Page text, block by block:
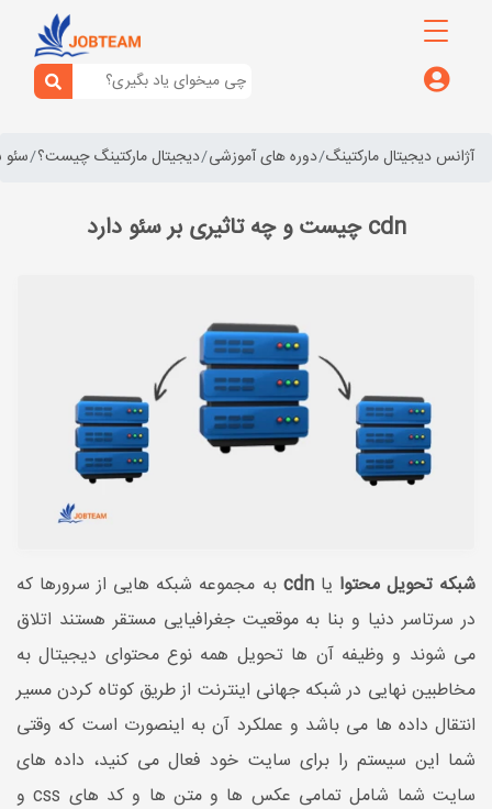
آژانس دیجیتال مارکتینگ دوره های آموزشی دیجیتال مارکتینگ چیست؟
cdn چیست و چه تاثیری بر سئو دارد
شبکه تحویل محتوا یاcdn به مجموعه شبکه هایی از سرورها که
در سرتاسر دنیا و بنا به موقعیت جغرافیایی مستقر هستند اتلاق
می شوند و وظیفه آن ها تحویل همه نوع محتوای دیجیتال به
مخاطبین نهایی در شبکه جهانی اینترنت از طریق کوتاه کردن مسیر
انتقال داده ها می باشد و عملکرد آن به اینصورت است که وقتی
شما این سیستم را برای سایت خود فعال می کنید، داده های
سایت شما شامل تمامی عکس ها و متن ها و کد های css و